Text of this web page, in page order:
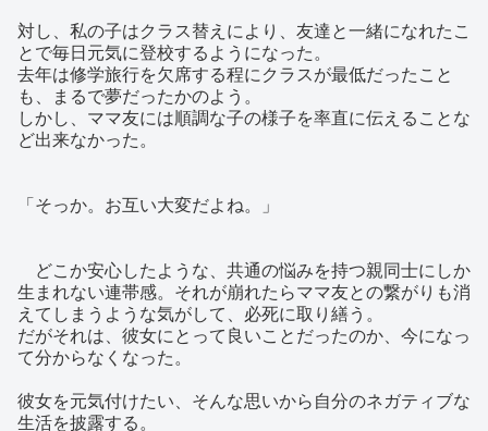
対し、私の子はクラス替えにより、友達と一緒になれたこ
とで毎日元気に登校するようになった。
去年は修学旅行を欠席する程にクラスが最低だったこと
も、まるで夢だったかのよう。
しかし、ママ友には順調な子の様子を率直に伝えることな
ど出来なかった。
「そっか。お互い大変だよね。」
どこか安心したような、共通の悩みを持つ親同士にしか
生まれない連帯感。それが崩れたらママ友との繋がりも消
えてしまうような気がして、必死に取り繕う。
だがそれは、彼女にとって良いことだったのか、今になっ
て分からなくなった。
彼女を元気付けたい、そんな思いから自分のネガティブな
生活を披露する。